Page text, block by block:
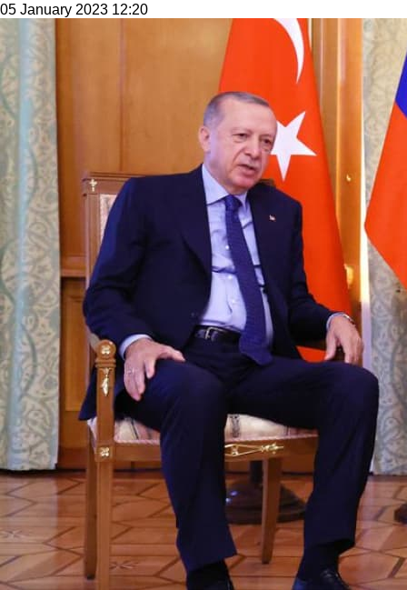
05 January 2023 12:20